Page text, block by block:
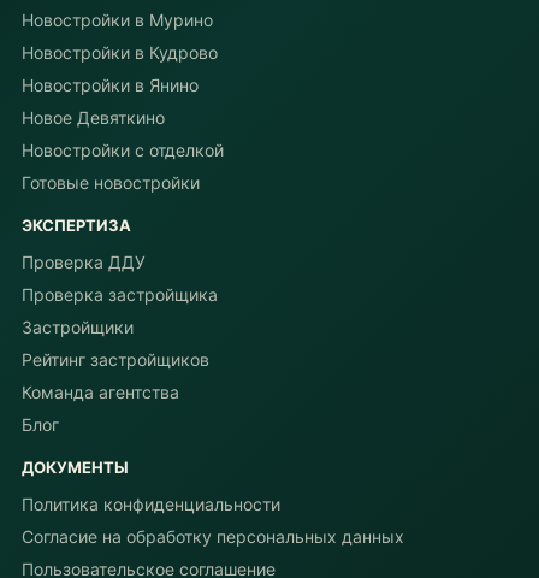
Новостройки в Мурино
Новостройки в Кудрово
Новостройки в Янино
Новое Девяткино
Новостройки с отделкой
Готовые новостройки
ЭКСПЕРТИЗА
Проверка ДДУ
Проверка застройщика
Застройщики
Рейтинг застройщиков
Команда агентства
Блог
ДОКУМЕНТЫ
Политика конфиденциальности
Согласие на обработку персональных данных
Пользовательское соглашение